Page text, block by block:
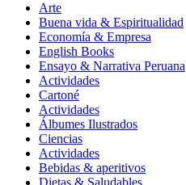
Arte
Buena vida & Espiritualidad
Economía & Empresa
English Books
Ensayo & Narrativa Peruana
Actividades
Cartoné
Actividades
Álbumes Ilustrados
Ciencias
Actividades
Bebidas & aperitivos